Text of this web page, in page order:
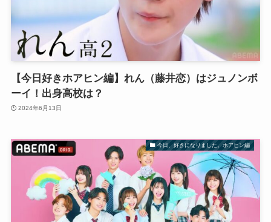
【今日好きホアヒン編】れん（藤井恋）はジュノンボ
ーイ！出身高校は？
2024年6月13日
今日、好きになりました。ホアヒン編